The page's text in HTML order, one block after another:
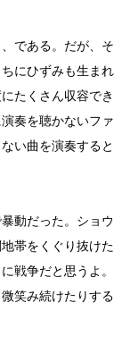
である。だが、そ
にひずみも生まれ
たくさん収容でき
奏を聴かないファ
い曲を演奏すると
動だった。ショウ
帯をくぐり抜けた
戦争だと思うよ。
笑み続けたりする